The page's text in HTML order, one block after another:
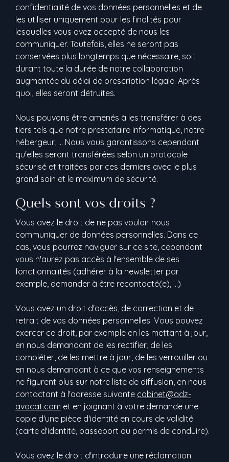
confidentialité de vos données personnelles et de
les utiliser uniquement pour les finalités pour
lesquelles vous avez accepté de nous les
communiquer. Toutefois, elles ne seront pas
conservées plus longtemps que nécessaire, soit
durant toute la durée de notre collaboration
augmentée du délai de prescription légale. Après
quoi, elles seront détruites.
Nous pouvons être amenés à les transférer à des
tiers tels que notre prestataire informatique, notre
hébergeur, … Nous vous garantissons cependant
qu'elles seront transférées selon un protocole
sécurisé et traitées par ces derniers avec le plus
grand soin et le maximum de sécurité.
Quels sont vos droits ?
Vous avez le droit de ne pas vouloir nous
communiquer de données personnelles. Dans ce
cas, vous pourrez naviguer sur ce site, cependant
vous n'aurez pas accès à l'ensemble de ses
fonctionnalités (adhérer à la newsletter par
exemple, demander à être recontacté(e), …)
Vous avez un droit d'accès, de correction et de
retrait de vos données personnelles. Vous pouvez
exercer ce droit, par exemple en les mettant à jour,
en nous demandant de les rectifier, de les
compléter, de les mettre à jour, de les verrouiller ou
en nous demandant à ce que vos renseignements
ne figurent plus sur notre liste de diffusion, en nous
contactant à l'adresse suivante cabinet@adz-
avocat.com et en joignant à votre demande une
copie d'une pièce d'identité en cours de validité
(carte d'identité, passeport ou permis de conduire).
Vous avez le droit d'introduire une réclamation